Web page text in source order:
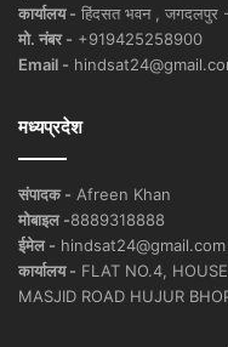
कार्यालय - हिंदसत भवन ,
मो. नंबर - +919425258900
Email -
मध्यप्रदेश
संपादक - Afreen Khan
मोबाइल -8889318888
ईमेल - hindsat24@gmail.com
कार्यालय - FLAT NO.4,
MASJID ROAD HUJUR